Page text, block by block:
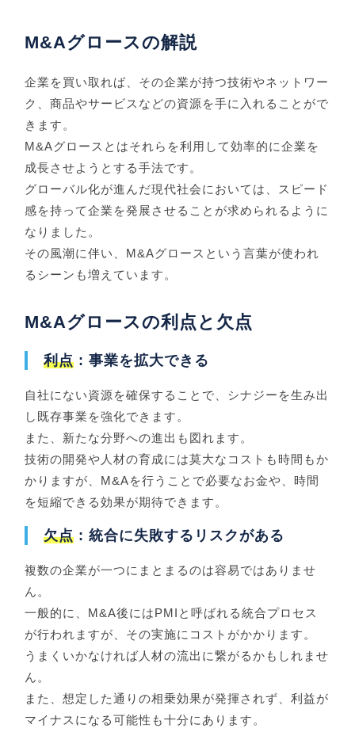
M&Aグロースの解説
企業を買い取れば、その企業が持つ技術やネットワー
ク、商品やサービスなどの資源を手に入れることがで
きます。
M&Aグロースとはそれらを利用して効率的に企業を
成長させようとする手法です。
グローバル化が進んだ現代社会においては、スピード
感を持って企業を発展させることが求められるように
なりました。
その風潮に伴い、M&Aグロースという言葉が使われ
るシーンも増えています。
M&Aグロースの利点と欠点
利点 : 事業を拡大できる
自社にない資源を確保することで、シナジーを生み出
し既存事業を強化できます。
また、新たな分野への進出も図れます。
技術の開発や人材の育成には莫大なコストも時間もか
かりますが、M&Aを行うことで必要なお金や、時間
を短縮できる効果が期待できます。
欠点 : 統合に失敗するリスクがある
複数の企業が一つにまとまるのは容易ではありませ
ん。
一般的に、M&A後にはPMIと呼ばれる統合プロセス
が行われますが、その実施にコストがかかります。
うまくいかなければ人材の流出に繋がるかもしれませ
ん。
また、想定した通りの相乗効果が発揮されず、利益が
マイナスになる可能性も十分にあります。